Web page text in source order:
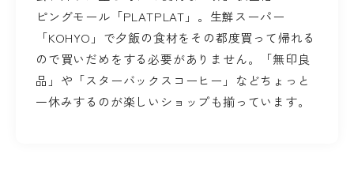
ピングモール「PLATPLAT」。生鮮スーパー
「KOHYO」で夕飯の食材をその都度買って帰れる
ので買いだめをする必要がありません。「無印良
品」や「スターバックスコーヒー」などちょっと
一休みするのが楽しいショップも揃っています。